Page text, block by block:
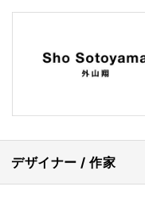
デザイナー / 作家